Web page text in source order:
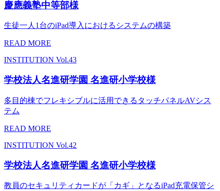
慶應義塾中等部様
生徒一人1台のiPad導入におけるシステムの構築
READ MORE
INSTITUTION Vol.43
学校法人名進研学園 名進研小学校様
多目的棟でフレキシブルに活用できるタッチパネルAVシス
テム
READ MORE
INSTITUTION Vol.42
学校法人名進研学園 名進研小学校様
教員のセキュリティカードが「カギ」となるiPad充電保管シ